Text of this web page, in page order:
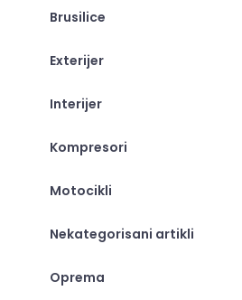
Brusilice
Exterijer
Interijer
Kompresori
Motocikli
Nekategorisani artikli
Oprema